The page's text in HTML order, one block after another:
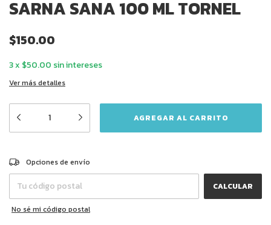
SARNA SANA 100 ML TORNEL
$150.00
3x $50.00 sin intereses
Ver más detalles
Entregas para el CP:
Opciones de envío
CALCULAR
No sé mi código postal